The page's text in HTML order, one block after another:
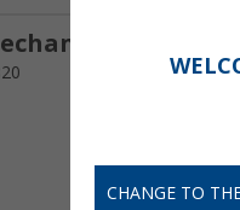
Goebel
CHANGE TO